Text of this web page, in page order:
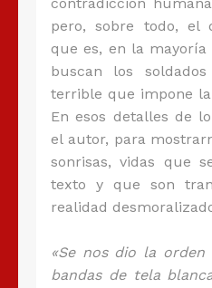
contradicción
pero, sobre todo, el
que es, en la
buscan los
terrible que impone
En esos detalles de
el autor, para
sonrisas, vidas que
texto y que son
realidad
«Se nos dio la orden
bandas de tela